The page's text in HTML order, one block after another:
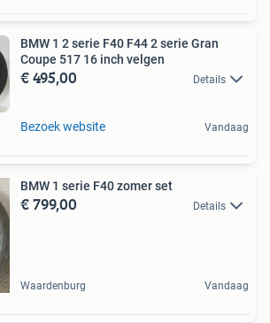
BMW 1 2 serie F40 F44 2 serie Gran
Coupe 517 16 inch velgen
€ 495,00 Details
Bezoek website Vandaag
BMW 1 serie F40 zomer set
€ 799,00 Details
Waardenburg Vandaag